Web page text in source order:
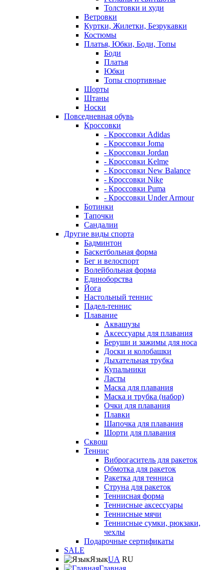
Толстовки и худи
Ветровки
Куртки, Жилетки, Безрукавки
Костюмы
Платья, Юбки, Боди, Топы
Боди
Платья
Юбки
Топы спортивные
Шорты
Штаны
Носки
Повседневная обувь
Кроссовки
- Кроссовки Adidas
- Кроссовки Joma
- Кроссовки Jordan
- Кроссовки Kelme
- Кроссовки New Balance
- Кроссовки Nike
- Кроссовки Puma
- Кроссовки Under Armour
Ботинки
Тапочки
Сандалии
Другие виды спорта
Бадминтон
Баскетбольная форма
Бег и велоспорт
Волейбольная форма
Единоборства
Йога
Настольный теннис
Падел-теннис
Плавание
Аквашузы
Аксессуары для плавания
Беруши и зажимы для носа
Доски и колобашки
Дыхательная трубка
Купальники
Ласты
Маска для плавания
Маска и трубка (набор)
Очки для плавания
Плавки
Шапочка для плавания
Шорти для плавания
Сквош
Теннис
Виброгаситель для ракеток
Обмотка для ракеток
Ракетка для тенниса
Струна для ракеток
Теннисная форма
Теннисные аксессуары
Теннисные мячи
Теннисные сумки, рюкзаки,
чехлы
Подарочные сертификаты
SALE
ЯзыкUA RU
Главная